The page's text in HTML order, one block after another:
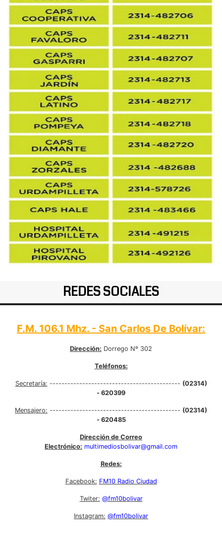
REDES SOCIALES
F.M. 106.1 Mhz. - San Carlos De Bolívar:
Dirección: Dorrego Nº 302
Teléfonos:
Secretaría: -------------------------------------------- (02314)
- 620399
Mensajero: -------------------------------------------- (02314)
- 620485
Dirección de Correo
Electrónico: multimediosbolivar@gmail.com
Redes:
Facebook: FM10 Radio Ciudad
Twiter: @fm10bolivar
Instagram: @fm10bolivar